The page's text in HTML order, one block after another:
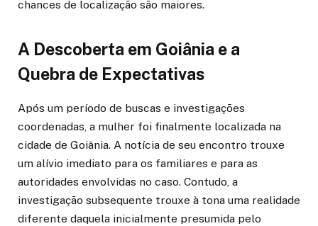
chances de localização são maiores.
A Descoberta em Goiânia e a
Quebra de Expectativas
Após um período de buscas e investigações
coordenadas, a mulher foi finalmente localizada na
cidade de Goiânia. A notícia de seu encontro trouxe
um alívio imediato para os familiares e para as
autoridades envolvidas no caso. Contudo, a
investigação subsequente trouxe à tona uma realidade
diferente daquela inicialmente presumida pelo